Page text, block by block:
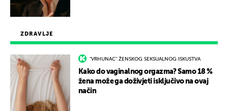
ZDRAVLJE
"VRHUNAC" ŽENSKOG SEKSUALNOG ISKUSTVA
Kako do vaginalnog orgazma? Samo 18 %
žena može ga doživjeti isključivo na ovaj
način